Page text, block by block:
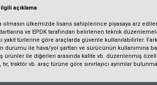
ilgili açıklama
olmasın ülkemizde lisans sahiplerince piyasaya arz
ve EPDK tarafından belirlenen teknik
türlerine göre araçlarda güvenle kullanılabilirler.
durumu ile hava/yol şartları ve sürücünün kullanımına
ürünler ile diğerleri arasında kalite vb. düzenlenmiş
traktör vb. araç türüne göre sınırlayıcı ayrımlar